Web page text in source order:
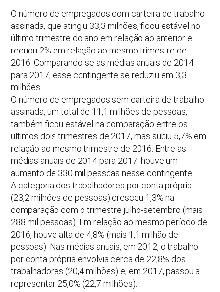
O número de empregados com carteira de trabalho
assinada, que atingiu 33,3 milhões, ficou estável no
último trimestre do ano em relação ao anterior e
recuou 2% em relação ao mesmo trimestre de
2016. Comparando-se as médias anuais de 2014
para 2017, esse contingente se reduziu em 3,3
milhões.
O número de empregados sem carteira de trabalho
assinada, um total de 11,1 milhões de pessoas,
também ficou estável na comparação entre os
últimos dois trimestres de 2017, mas subiu 5,7% em
relação ao mesmo trimestre de 2016. Entre as
médias anuais de 2014 para 2017, houve um
aumento de 330 mil pessoas nesse contingente.
A categoria dos trabalhadores por conta própria
(23,2 milhões de pessoas) cresceu 1,3% na
comparação com o trimestre julho-setembro (mais
288 mil pessoas). Em relação ao mesmo período de
2016, houve alta de 4,8% (mais 1,1 milhão de
pessoas). Nas médias anuais, em 2012, o trabalho
por conta própria envolvia cerca de 22,8% dos
trabalhadores (20,4 milhões) e, em 2017, passou a
representar 25,0% (22,7 milhões).